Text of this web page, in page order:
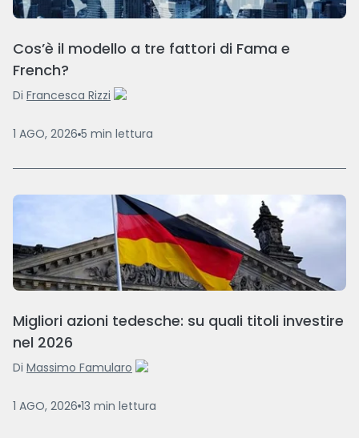
Cos’è il modello a tre fattori di Fama e
French?
Di Francesca Rizzi
1 AGO, 2026 5 min lettura
Migliori azioni tedesche: su quali titoli investire
nel 2026
Di Massimo Famularo
1 AGO, 2026 13 min lettura